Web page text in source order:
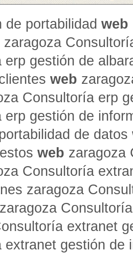
de portabilidad web
zaragoza
erp gestión de
web
Consultoría erp
erp gestión de
de datos
web zaragoza
Consultoría
zaragoza
zaragoza
extranet
extranet gestión de